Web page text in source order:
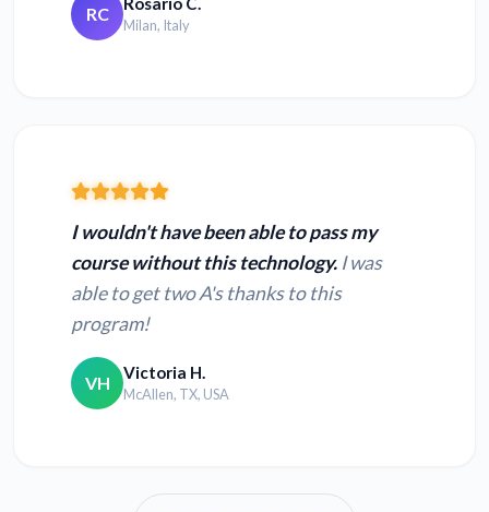
RC
Milan, Italy
I wouldn't have been able to pass my
course without this technology. I was
able to get two A's thanks to this
program!
VH Victoria H.
McAllen, TX, USA